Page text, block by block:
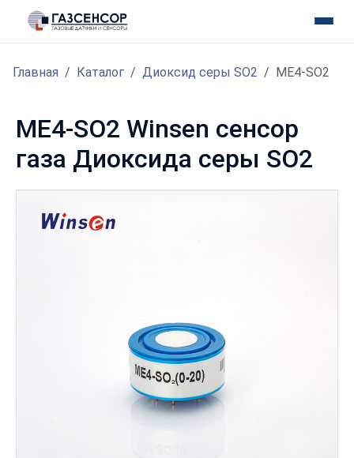
Главная Каталог Диоксид серы SO2 ME4-SO2
ME4-SO2 Winsen сенсор
газа Диоксида серы SO2